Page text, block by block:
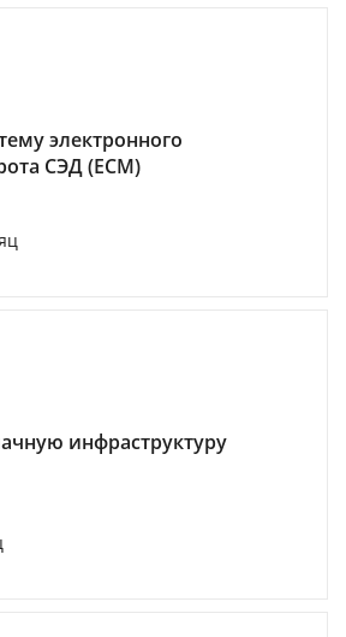
электронного
СЭД (ECM)
инфраструктуру